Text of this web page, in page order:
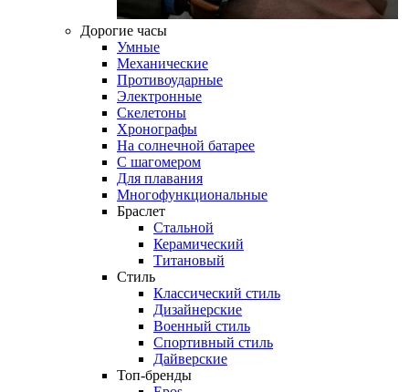
Дорогие часы
Умные
Механические
Противоударные
Электронные
Скелетоны
Хронографы
На солнечной батарее
С шагомером
Для плавания
Многофункциональные
Браслет
Стальной
Керамический
Титановый
Стиль
Классический стиль
Дизайнерские
Военный стиль
Спортивный стиль
Дайверские
Топ-бренды